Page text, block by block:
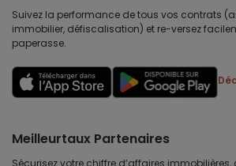
Suivez la performance de tous vos contrats
immobilier, défiscalisation) et re-versez
paperasse.
Meilleurtaux Partenaires
Sécurisez votre chiffre d’affaires